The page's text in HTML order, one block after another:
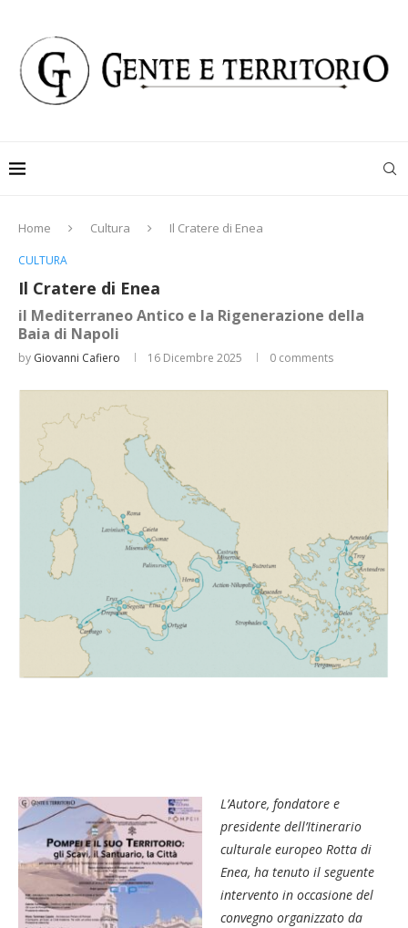
Home Cultura Il Cratere di Enea
CULTURA
Il Cratere di Enea
il Mediterraneo Antico e la Rigenerazione della
Baia di Napoli
by Giovanni Cafiero 16 Dicembre 2025 0 comments
L’Autore, fondatore e
presidente dell’Itinerario
culturale europeo Rotta di
Enea, ha tenuto il seguente
intervento in occasione del
convegno organizzato da